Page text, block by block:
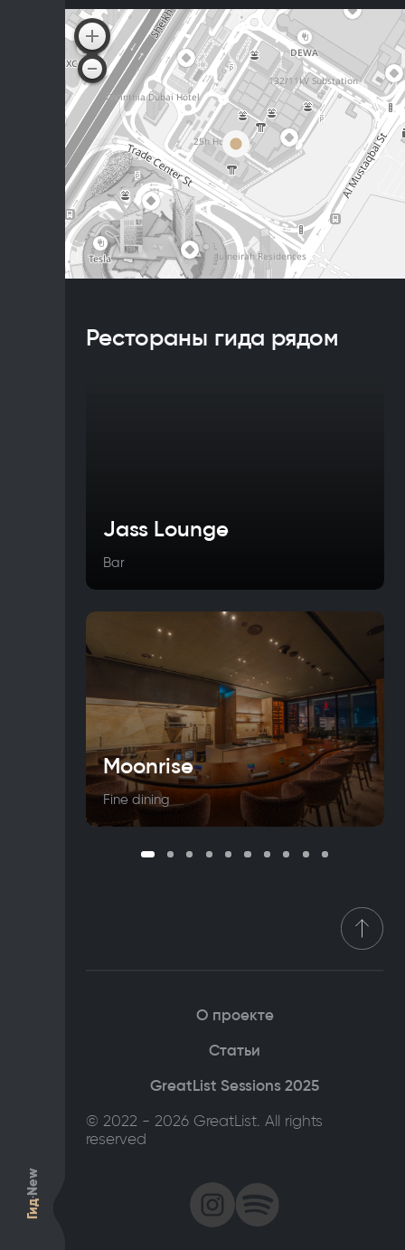
Гид
New
Рестораны гида рядом
Jass Lounge
Bar
Moonrise
Fine dining
© 2022 - 2026 GreatList. All rights
reserved
О проекте
Статьи
GreatList Sessions 2025